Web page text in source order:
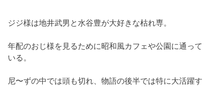
ジジ様は地井武男と水谷豊が大好きな枯れ専。
年配のおじ様を見るために昭和風カフェや公園に通って
いる。
尼〜ずの中では頭も切れ、物語の後半では特に大活躍す